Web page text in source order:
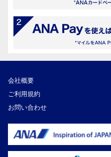
会社概要
ご利用規約
お問い合わせ